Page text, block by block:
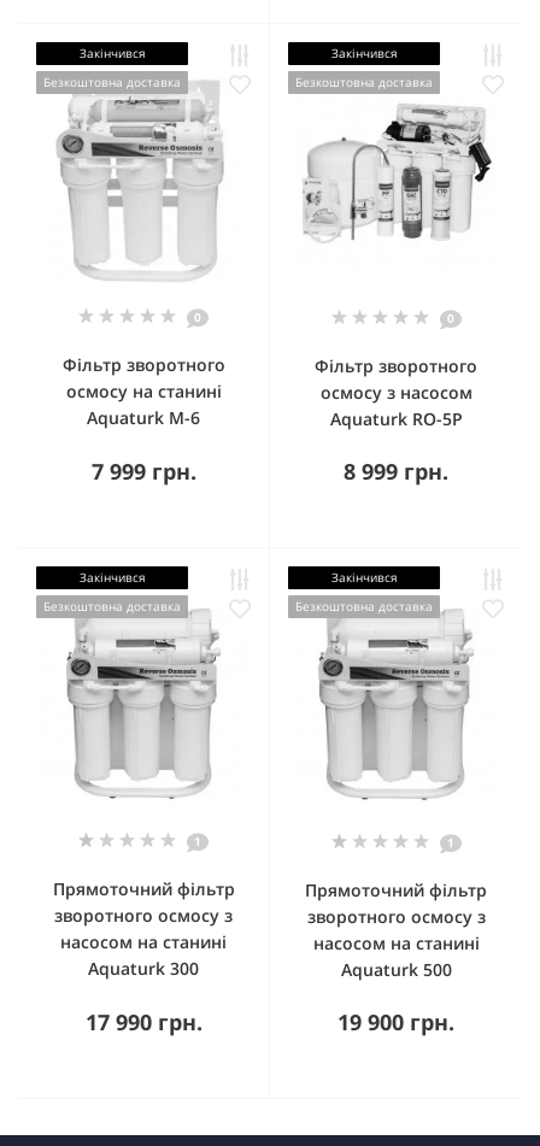
Закінчився
Безкоштовна доставка
0
Фільтр зворотного
осмосу на станині
Aquaturk M-6
7 999 грн.
Закінчився
Безкоштовна доставка
0
Фільтр зворотного
осмосу з насосом
Aquaturk RO-5P
8 999 грн.
Закінчився
Безкоштовна доставка
1
Прямоточний фільтр
зворотного осмосу з
насосом на станині
Aquaturk 300
17 990 грн.
Закінчився
Безкоштовна доставка
1
Прямоточний фільтр
зворотного осмосу з
насосом на станині
Aquaturk 500
19 900 грн.